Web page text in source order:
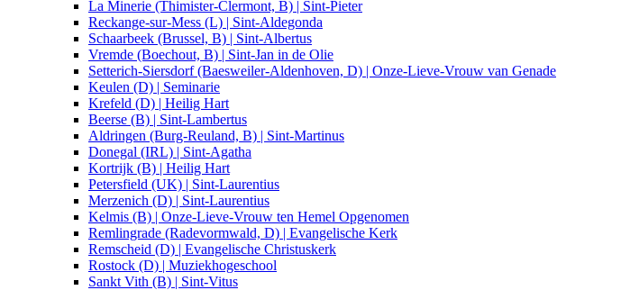
La Minerie (Thimister-Clermont, B) | Sint-Pieter
Reckange-sur-Mess (L) | Sint-Aldegonda
Schaarbeek (Brussel, B) | Sint-Albertus
Vremde (Boechout, B) | Sint-Jan in de Olie
Setterich-Siersdorf (Baesweiler-Aldenhoven, D) | Onze-Lieve-Vrouw van Genade
Keulen (D) | Seminarie
Krefeld (D) | Heilig Hart
Beerse (B) | Sint-Lambertus
Aldringen (Burg-Reuland, B) | Sint-Martinus
Donegal (IRL) | Sint-Agatha
Kortrijk (B) | Heilig Hart
Petersfield (UK) | Sint-Laurentius
Merzenich (D) | Sint-Laurentius
Kelmis (B) | Onze-Lieve-Vrouw ten Hemel Opgenomen
Remlingrade (Radevormwald, D) | Evangelische Kerk
Remscheid (D) | Evangelische Christuskerk
Rostock (D) | Muziekhogeschool
Sankt Vith (B) | Sint-Vitus